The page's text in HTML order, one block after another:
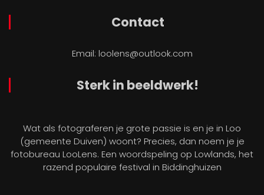
Contact
Email: loolens@outlook.com
Sterk in beeldwerk!
Wat als fotograferen je grote passie is en je in Loo
(gemeente Duiven) woont? Precies, dan noem je je
fotobureau LooLens. Een woordspeling op Lowlands, het
razend populaire festival in Biddinghuizen